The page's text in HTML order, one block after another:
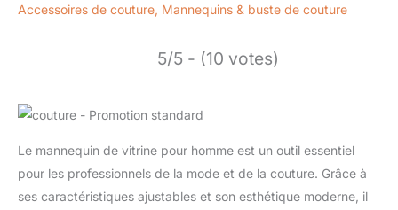
Accessoires de couture, Mannequins & buste de couture
5/5 - (10 votes)
Le mannequin de vitrine pour homme est un outil essentiel
pour les professionnels de la mode et de la couture. Grâce à
ses caractéristiques ajustables et son esthétique moderne, il